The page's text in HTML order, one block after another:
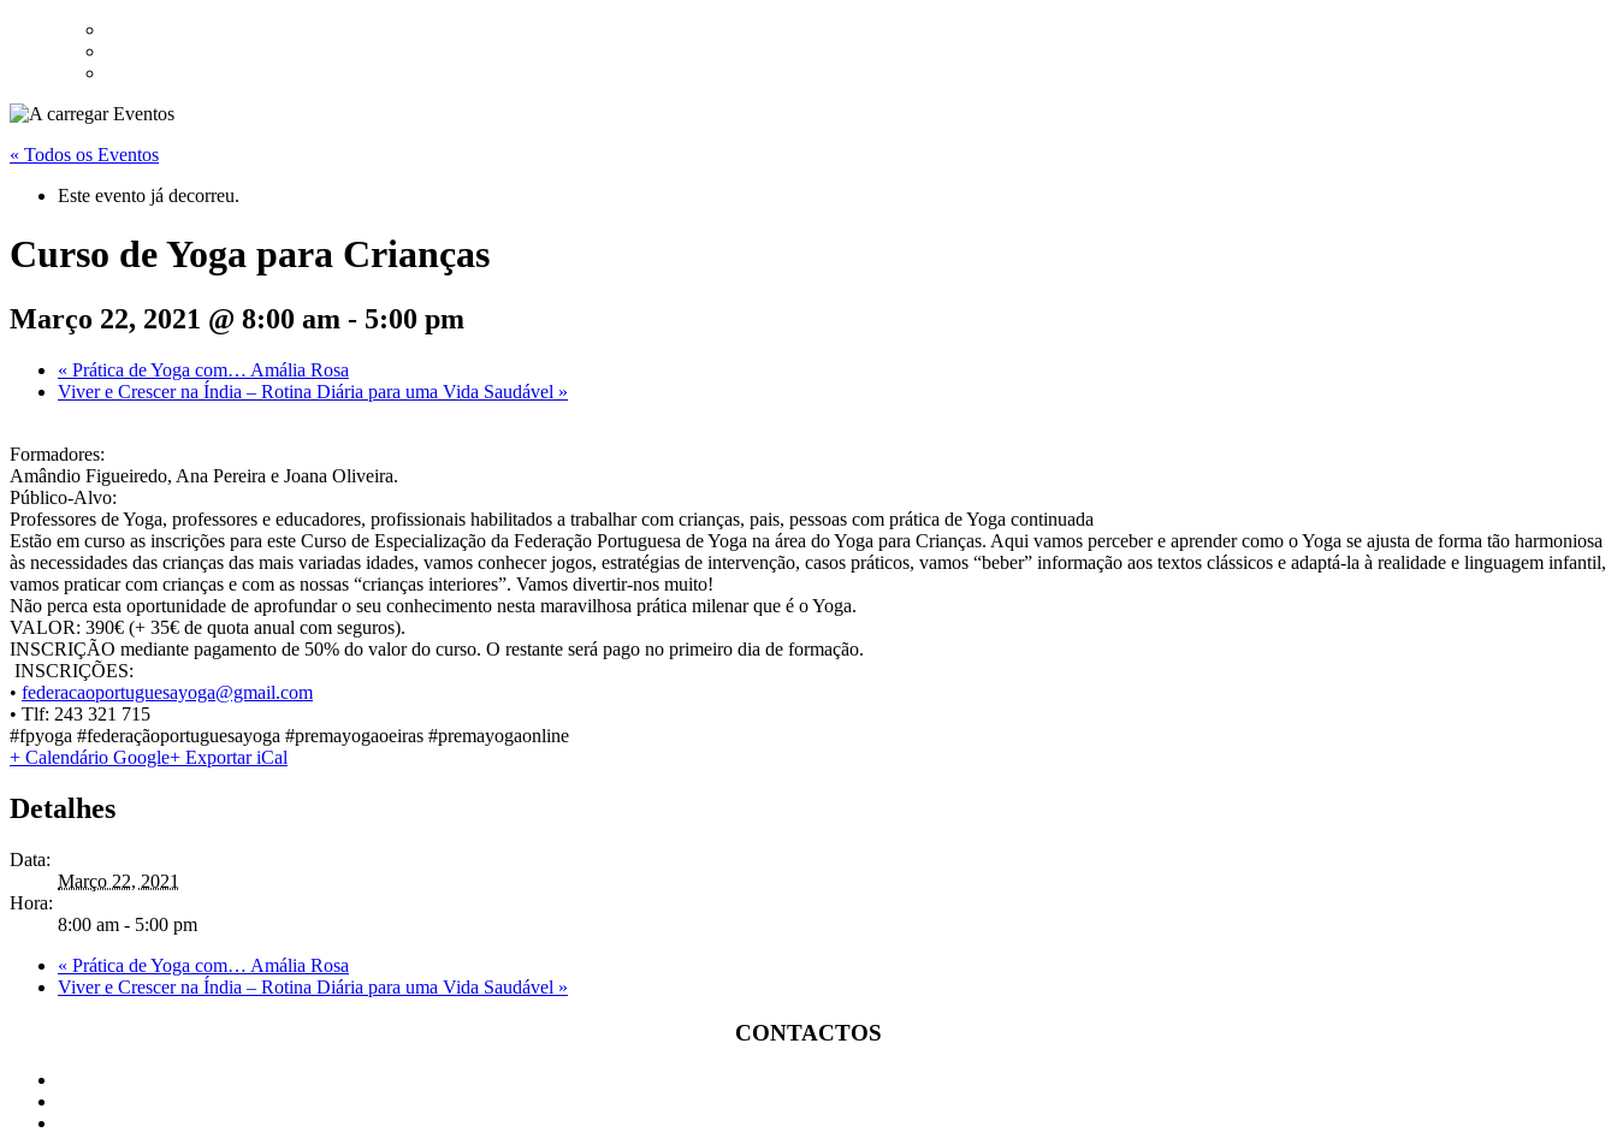
« Todos os Eventos
Este evento já decorreu.
Curso de Yoga para Crianças
Março 22, 2021 @ 8:00 am - 5:00 pm
« Prática de Yoga com… Amália Rosa
Viver e Crescer na Índia – Rotina Diária para uma Vida Saudável »
Formadores:
Amândio Figueiredo, Ana Pereira e Joana Oliveira.
Público-Alvo:
Professores de Yoga, professores e educadores, profissionais habilitados a trabalhar com crianças, pais, pessoas com prática de Yoga continuada
Estão em curso as inscrições para este Curso de Especialização da Federação Portuguesa de Yoga na área do Yoga para Crianças. Aqui vamos perceber e aprender como o Yoga se ajusta de forma tão harmoniosa
às necessidades das crianças das mais variadas idades, vamos conhecer jogos, estratégias de intervenção, casos práticos, vamos “beber” informação aos textos clássicos e adaptá-la à realidade e linguagem infantil,
vamos praticar com crianças e com as nossas “crianças interiores”. Vamos divertir-nos muito!
Não perca esta oportunidade de aprofundar o seu conhecimento nesta maravilhosa prática milenar que é o Yoga.
VALOR: 390€ (+ 35€ de quota anual com seguros).
INSCRIÇÃO mediante pagamento de 50% do valor do curso. O restante será pago no primeiro dia de formação.
INSCRIÇÕES:
• federacaoportuguesayoga@gmail.com
• Tlf: 243 321 715
#fpyoga #federaçãoportuguesayoga #premayogaoeiras #premayogaonline
+ Calendário Google+ Exportar iCal
Detalhes
Data:
Março 22, 2021
Hora:
8:00 am - 5:00 pm
« Prática de Yoga com… Amália Rosa
Viver e Crescer na Índia – Rotina Diária para uma Vida Saudável »
CONTACTOS